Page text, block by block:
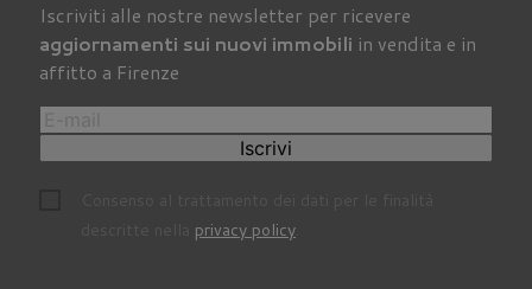
Iscriviti alle nostre newsletter per ricevere
aggiornamenti sui nuovi immobili in vendita e in
affitto a Firenze
Iscrivi
privacy policy.